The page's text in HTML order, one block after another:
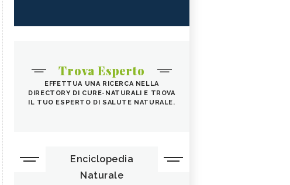
Trova Esperto
EFFETTUA UNA RICERCA NELLA
DIRECTORY DI CURE-NATURALI E TROVA
IL TUO ESPERTO DI SALUTE NATURALE.
Enciclopedia
Naturale